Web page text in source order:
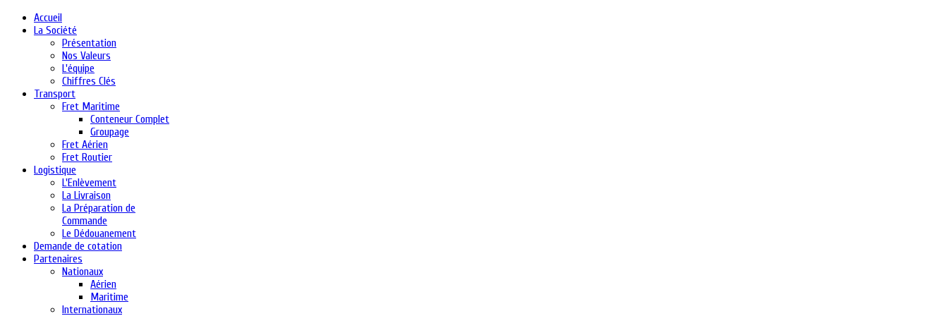
Accueil
La Société
Présentation
Nos Valeurs
L'équipe
Chiffres Clés
Transport
Fret Maritime
Conteneur Complet
Groupage
Fret Aérien
Fret Routier
Logistique
L'Enlèvement
La Livraison
La Préparation de
Commande
Le Dédouanement
Demande de cotation
Partenaires
Nationaux
Aérien
Maritime
Internationaux